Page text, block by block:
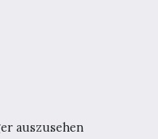
auszusehen